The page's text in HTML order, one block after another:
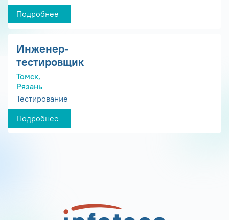
Подробнее
Инженер-
тестировщик
Томск,
Рязань
Тестирование
Подробнее